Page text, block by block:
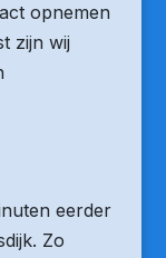
opnemen
zijn wij
eerder
Zo